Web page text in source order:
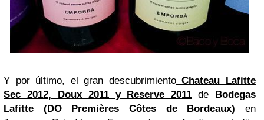
Y por último, el gran descubrimientoChateau Lafitte
Sec 2012, Doux 2011 y Reserve 2011 de
Bodegas
Lafitte (DO Premières Côtes de Bordeaux) en